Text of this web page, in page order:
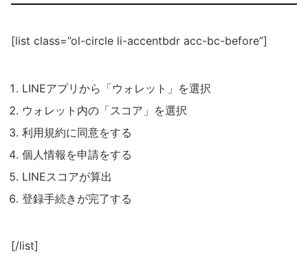
[list class=”ol-circle li-accentbdr acc-bc-before”]
LINEアプリから「ウォレット」を選択
ウォレット内の「スコア」を選択
利用規約に同意をする
個人情報を申請をする
LINEスコアが算出
登録手続きが完了する
[/list]